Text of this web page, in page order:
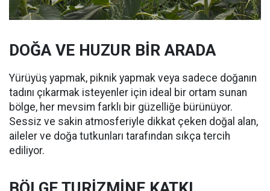
DOĞA VE HUZUR BİR ARADA
Yürüyüş yapmak, piknik yapmak veya sadece doğanın
tadını çıkarmak isteyenler için ideal bir ortam sunan
bölge, her mevsim farklı bir güzelliğe bürünüyor.
Sessiz ve sakin atmosferiyle dikkat çeken doğal alan,
aileler ve doğa tutkunları tarafından sıkça tercih
ediliyor.